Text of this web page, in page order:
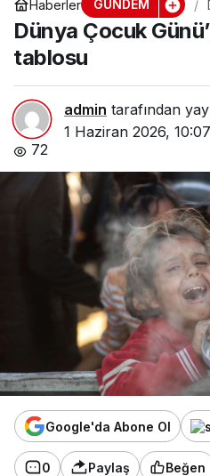
Haberler GÜNDEM
Dünya Çocuk
tablosu
admin tarafından
1 Haziran 2026, 10:07
72
Google'da Abone Ol
0 Paylaş Beğen